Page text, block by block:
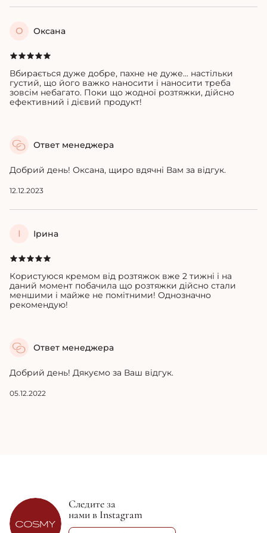
О Оксана
Вбирається дуже добре, пахне не дуже... настільки
густий, що його важко наносити і наносити треба
зовсім небагато. Поки що жодної розтяжки, дійсно
ефективний і дієвий продукт!
Ответ менеджера
Добрий день! Оксана, щиро вдячні Вам за відгук.
12.12.2023
І Ірина
Користуюся кремом від розтяжок вже 2 тижні і на
даний момент побачила що розтяжки дійсно стали
меншими і майже не помітними! Однозначно
рекомендую!
Ответ менеджера
Добрий день! Дякуємо за Ваш відгук.
05.12.2022
Следите за
нами в Instagram